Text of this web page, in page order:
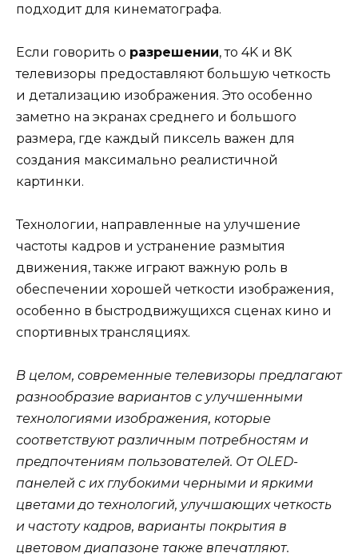
подходит для кинематографа.
Если говорить о разрешении, то 4K и 8K
телевизоры предоставляют большую четкость
и детализацию изображения. Это особенно
заметно на экранах среднего и большого
размера, где каждый пиксель важен для
создания максимально реалистичной
картинки.
Технологии, направленные на улучшение
частоты кадров и устранение размытия
движения, также играют важную роль в
обеспечении хорошей четкости изображения,
особенно в быстродвижущихся сценах кино и
спортивных трансляциях.
В целом, современные телевизоры предлагают
разнообразие вариантов с улучшенными
технологиями изображения, которые
соответствуют различным потребностям и
предпочтениям пользователей. От OLED-
панелей с их глубокими черными и яркими
цветами до технологий, улучшающих четкость
и частоту кадров, варианты покрытия в
цветовом диапазоне также впечатляют.